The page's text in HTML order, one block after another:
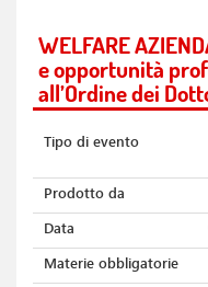
WELFARE
e opportunità
all’Ordine dei
Tipo di evento
Prodotto da
Data
Materie obbligatorie